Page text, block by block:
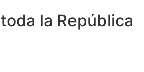
la República